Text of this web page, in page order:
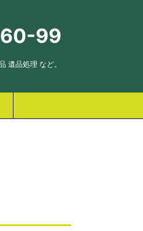
99
遺品処理 など。